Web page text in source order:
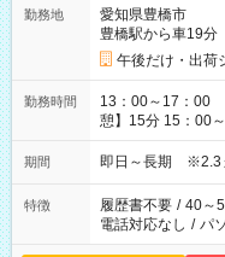
勤務地
愛知県豊橋市
豊橋駅から車19分
午後だけ・出荷
勤務時間
13：00～17：00 ※実働3.75時
憩】15分 15：00
期間 即日～長期 ※2.3
特徴 履歴書不要 / 40～
電話対応なし / パ